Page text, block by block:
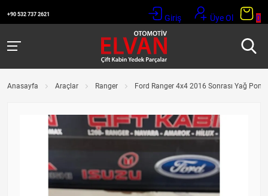
+90 532 737 2621 Giriş Üye Ol 0
Anasayfa Araçlar Ranger Ford Ranger 4x4 2016 Sonrası Yağ